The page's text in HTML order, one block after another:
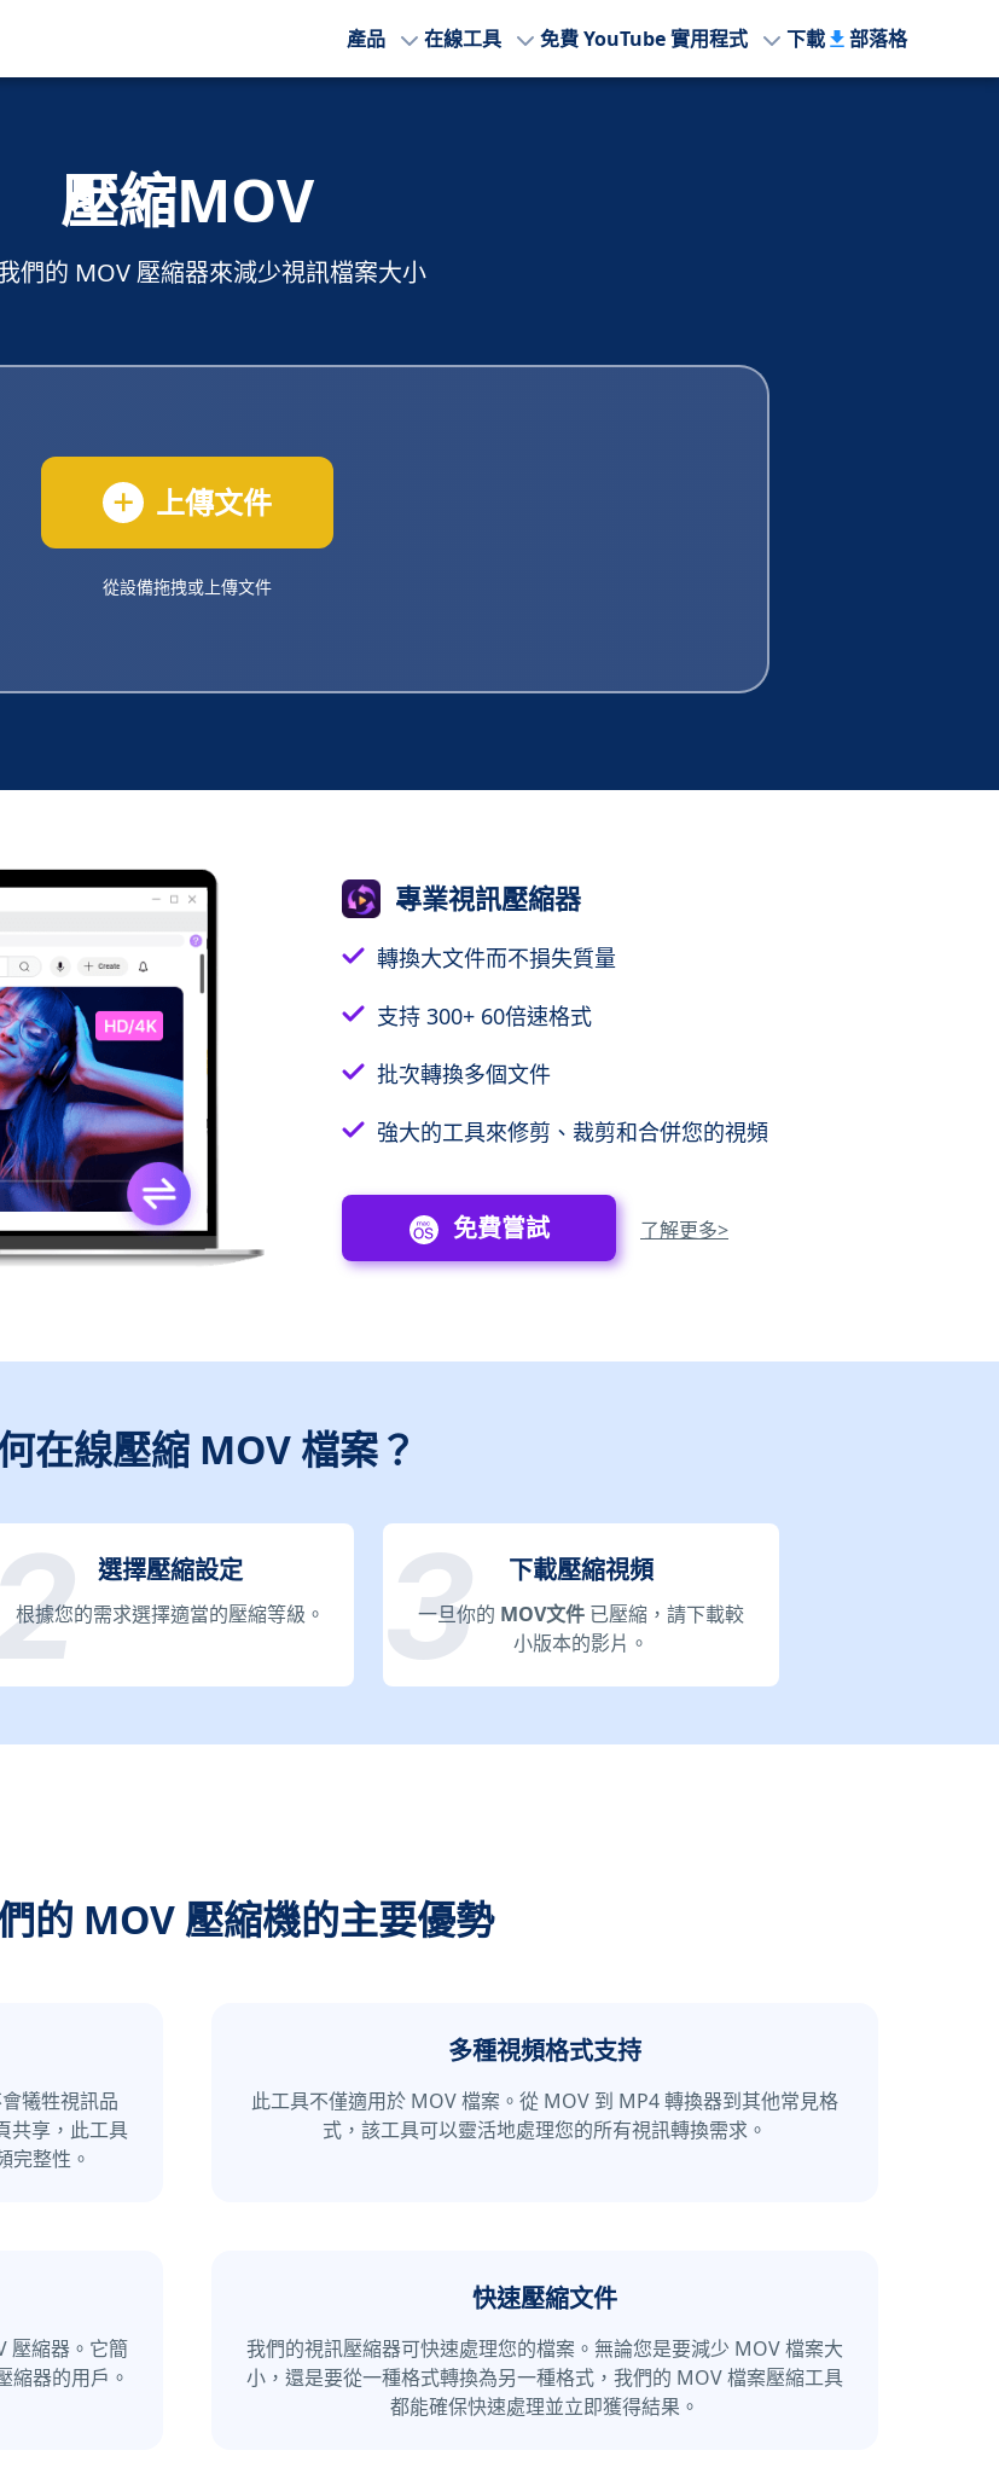
產品 在線工具 免費 YouTube 實用程式 下載 部落格
壓縮MOV
們的 MOV 壓縮器來減少視訊檔案大小
上傳文件
從設備拖拽或上傳文件
專業視訊壓縮器
轉換大文件而不損失質量
支持 300+ 60倍速格式
批次轉換多個文件
強大的工具來修剪、裁剪和合併您的視頻
免費嘗試 了解更多>
在線壓縮 MOV 檔案？
選擇壓縮設定
根據您的需求選擇適當的壓縮等級。
下載壓縮視頻
一旦你的 MOV文件 已壓縮，請下載較
小版本的影片。
的 MOV 壓縮機的主要優勢
犧牲視訊品
共享，此工具
完整性。
多種視頻格式支持
此工具不僅適用於 MOV 檔案。從 MOV 到 MP4 轉換器到其他常見格
式，該工具可以靈活地處理您的所有視訊轉換需求。
壓縮器。它簡
縮​​器的用戶。
快速壓縮文件
我們的視訊壓縮器可快速處理您的檔案。無論您是要減少 MOV 檔案大
小，還是要從一種格式轉換為另一種格式，我們的 MOV 檔案壓縮工具
都能確保快速處理並立即獲得結果。